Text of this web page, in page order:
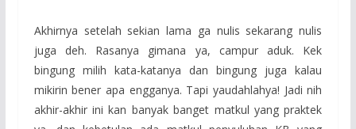
Akhirnya setelah sekian lama ga nulis sekarang nulis
juga deh. Rasanya gimana ya, campur aduk. Kek
bingung milih kata-katanya dan bingung juga kalau
mikirin bener apa engganya. Tapi yaudahlahya! Jadi nih
akhir-akhir ini kan banyak banget matkul yang praktek